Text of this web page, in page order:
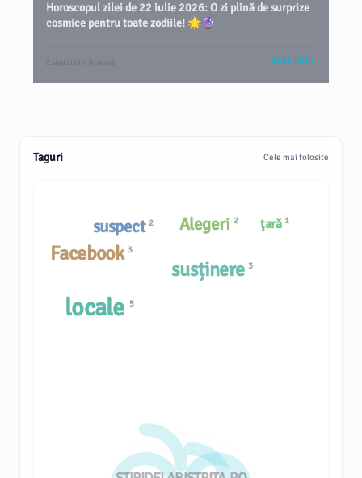
Horoscopul zilei de 22 iulie 2026: O zi plină de surprize
cosmice pentru toate zodiile! 🌟🔮
2 săptămâni în urmă VEZI TOT
Taguri Cele mai folosite
Alegeri 2
locale 5
ţară 1
susținere 3
Facebook 3
suspect 2